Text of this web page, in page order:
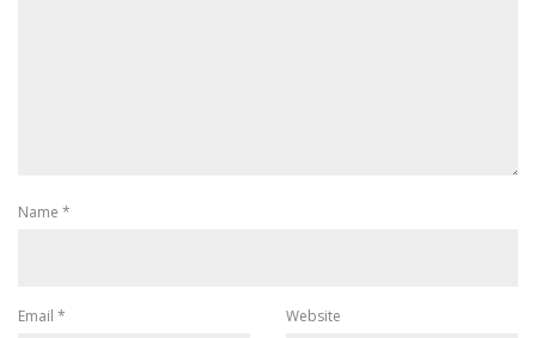
Name *
Email * Website